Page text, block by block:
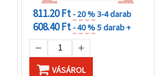
811.20 Ft- 20 %3-4 darab
608.40 Ft- 40 %5 darab +
VÁSÁROL